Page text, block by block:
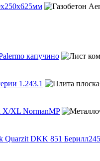
капучино
1.243.1
X/XL NormanMP
Quarzit DKK 851